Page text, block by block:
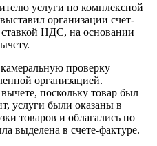
услуги по комплексной
организации счет-
НДС, на основании
проверку
организацией.
поскольку товар был
услуги были оказаны в
товаров и облагались по
выделена в счете-фактуре.